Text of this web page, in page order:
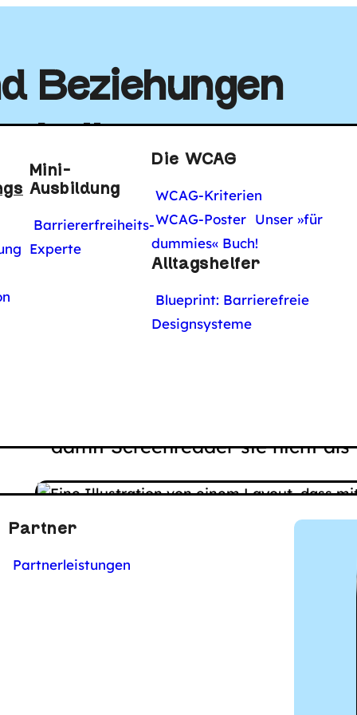
Mini-
Ausbildung
Barriererfreiheits-
Experte
Die WCAG
WCAG-Kriterien
WCAG-Poster Unser »für
dummies« Buch!
Alltagshelfer
Blueprint: Barrierefreie
Designsysteme
Partner
Partnerleistungen
Beziehungen
WORUM
Wenn eine Webseite HTML-
damit Screenreader sie nicht als